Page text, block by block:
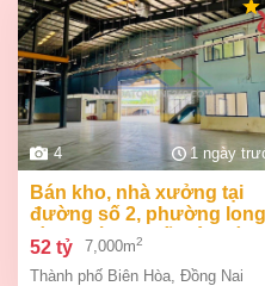
4 1 ngày
bán kho, nhà xưởng tại
đường số 2, phường long
bình, thành phố biên hòa,
đồng nai giá 52 tỷ
52 tỷ 7,000m2
Thành phố Biên Hòa Đồng Nai